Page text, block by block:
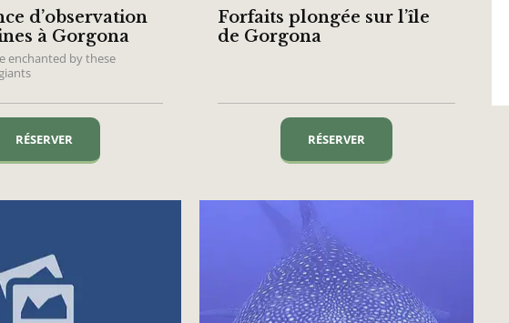
d’observation
à Gorgona
enchanted by these
RÉSERVER
Forfaits plongée sur l’île
de Gorgona
RÉSERVER